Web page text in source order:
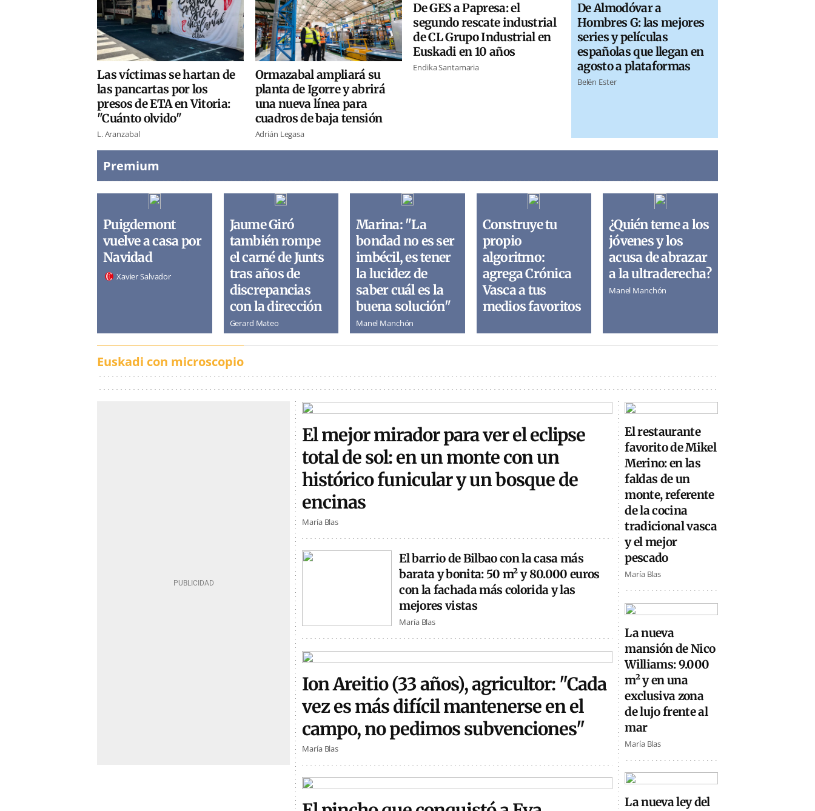
Las víctimas se hartan de
las pancartas por los
presos de ETA en Vitoria:
"Cuánto olvido"
L. Aranzabal
Ormazabal ampliará su
planta de Igorre y abrirá
una nueva línea para
cuadros de baja tensión
Adrián Legasa
De GES a Papresa: el
segundo rescate industrial
de CL Grupo Industrial en
Euskadi en 10 años
Endika Santamaria
De Almodóvar a
Hombres G: las mejores
series y películas
españolas que llegan en
agosto a plataformas
Belén Ester
Premium
Puigdemont
vuelve a casa por
Navidad
Xavier Salvador
Jaume Giró
también rompe
el carné de Junts
tras años de
discrepancias
con la dirección
Gerard Mateo
Marina: "La
bondad no es ser
imbécil, es tener
la lucidez de
saber cuál es la
buena solución"
Manel Manchón
Construye tu
propio
algoritmo:
agrega Crónica
Vasca a tus
medios favoritos
¿Quién teme a los
jóvenes y los
acusa de abrazar
a la ultraderecha?
Manel Manchón
Euskadi con microscopio
El mejor mirador para ver el eclipse
total de sol: en un monte con un
histórico funicular y un bosque de
encinas
María Blas
El barrio de Bilbao con la casa más
barata y bonita: 50 m² y 80.000 euros
con la fachada más colorida y las
mejores vistas
María Blas
Ion Areitio (33 años), agricultor: "Cada
vez es más difícil mantenerse en el
campo, no pedimos subvenciones"
María Blas
El restaurante
favorito de Mikel
Merino: en las
faldas de un
monte, referente
de la cocina
tradicional vasca
y el mejor
pescado
María Blas
La nueva
mansión de Nico
Williams: 9.000
m² y en una
exclusiva zona
de lujo frente al
mar
María Blas
La nueva ley del